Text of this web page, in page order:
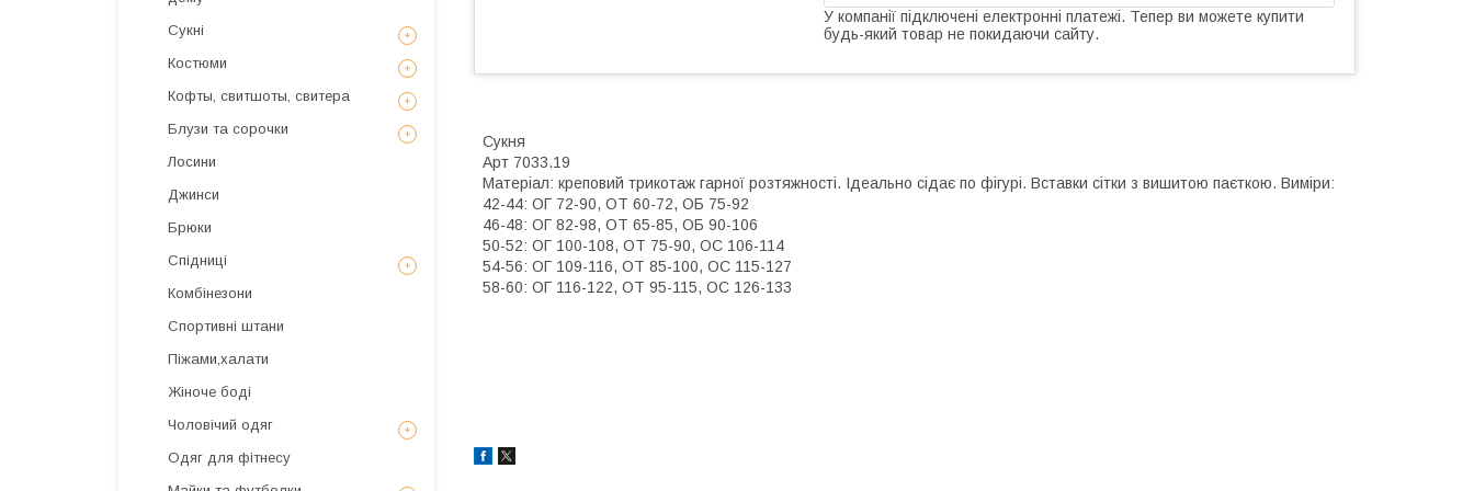
У компанії підключені електронні платежі. Тепер ви можете купити
будь-який товар не покидаючи сайту.
Сукня
Арт 7033.19
Матеріал: креповий трикотаж гарної розтяжності. Ідеально сідає по фігурі. Вставки сітки з вишитою паєткою. Виміри:
42-44: ОГ 72-90, ОТ 60-72, ОБ 75-92
46-48: ОГ 82-98, ОТ 65-85, ОБ 90-106
50-52: ОГ 100-108, ОТ 75-90, ОС 106-114
54-56: ОГ 109-116, ОТ 85-100, ОС 115-127
58-60: ОГ 116-122, ОТ 95-115, ОС 126-133
Сукні
Костюми
Кофты, свитшоты, свитера
Блузи та сорочки
Лосини
Джинси
Брюки
Спідниці
Комбінезони
Спортивні штани
Піжами,халати
Жіноче боді
Чоловічий одяг
Одяг для фітнесу